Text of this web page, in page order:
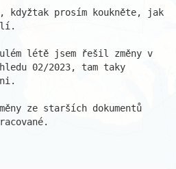
kdyžtak prosím koukněte, jak
létě jsem řešil změny v
02/2023, tam taky
ze starších dokumentů